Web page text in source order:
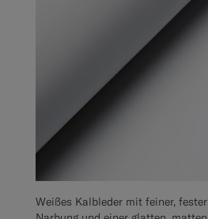
Weißes Kalbleder mit feiner, fester